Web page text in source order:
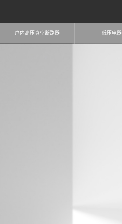
户内高压真空断路器 低压电器